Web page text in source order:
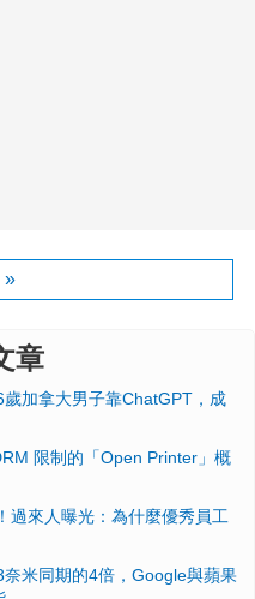
»
章
加拿大男子靠ChatGPT，成
限制的「Open Printer」概
過來人曝光：為什麼優秀員工
米同期的4倍，Google與蘋果